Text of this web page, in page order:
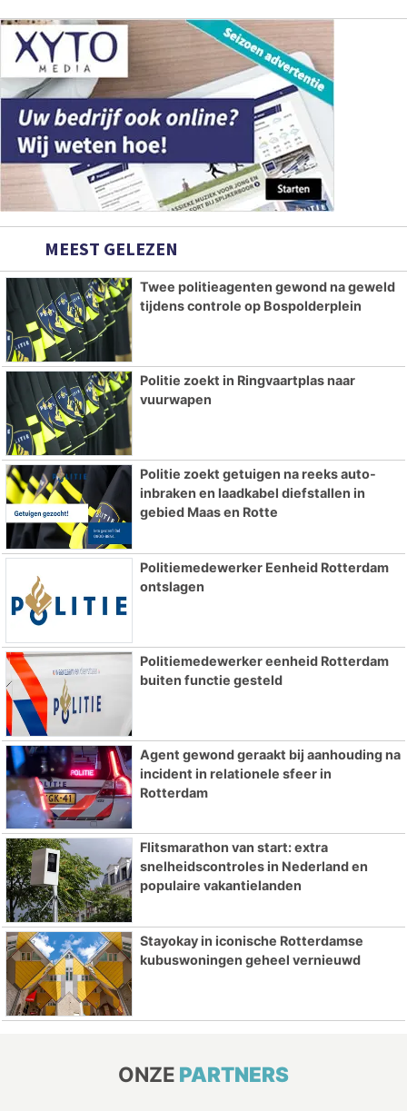
MEEST GELEZEN
Twee politieagenten gewond na geweld
tijdens controle op Bospolderplein
Politie zoekt in Ringvaartplas naar
vuurwapen
Politie zoekt getuigen na reeks auto-
inbraken en laadkabel diefstallen in
gebied Maas en Rotte
Politiemedewerker Eenheid Rotterdam
ontslagen
Politiemedewerker eenheid Rotterdam
buiten functie gesteld
Agent gewond geraakt bij aanhouding na
incident in relationele sfeer in
Rotterdam
Flitsmarathon van start: extra
snelheidscontroles in Nederland en
populaire vakantielanden
Stayokay in iconische Rotterdamse
kubuswoningen geheel vernieuwd
ONZE PARTNERS